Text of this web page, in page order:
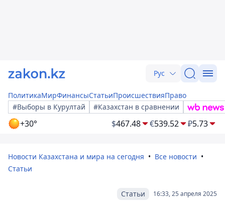
Рус
ПолитикаМирФинансыСтатьиПроисшествияПраво
#Выборы в Курултай
#Казахстан в сравнении
+30° $467.48 €539.52 ₽5.73
Новости Казахстана и мира на сегодня
Все новости
Статьи
16:33, 25 апреля 2025
Статьи